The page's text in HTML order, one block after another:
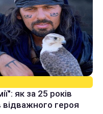
як за 25 років
відважного героя